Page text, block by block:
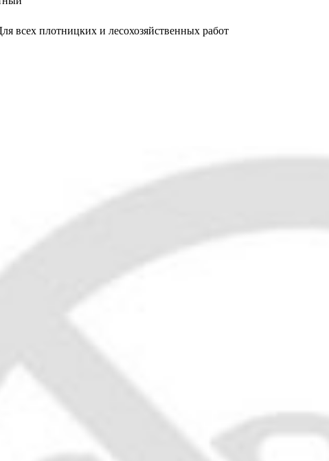
всех плотницких и лесохозяйственных работ